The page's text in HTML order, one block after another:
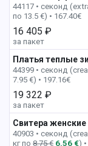
44117 • секонд
по 13.5 €) • 167.40€
16 405 ₽
за пакет
Платья теплые
44399 • секонд
7.95 €) • 197.16€
19 322 ₽
за пакет
Свитера женские
40903 • секонд
кг по 8.75 € 6.56 €)